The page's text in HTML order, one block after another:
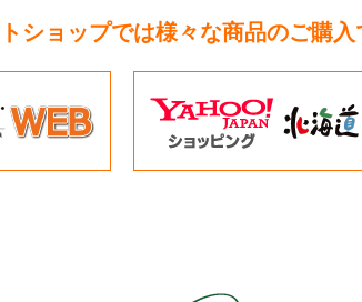
ショップでは様々な商品のご購入